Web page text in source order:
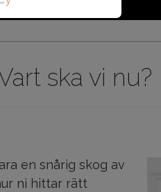
ska vi nu?
en snårig skog av
ni hittar rätt